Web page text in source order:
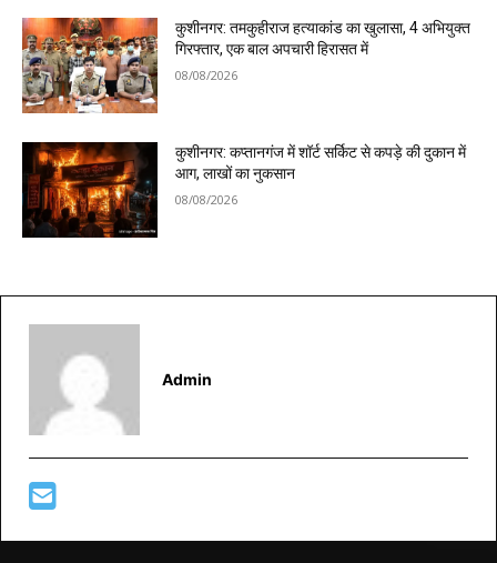
कुशीनगर: तमकुहीराज हत्याकांड का खुलासा, 4 अभियुक्त
गिरफ्तार, एक बाल अपचारी हिरासत में
08/08/2026
कुशीनगर: कप्तानगंज में शॉर्ट सर्किट से कपड़े की दुकान में
आग, लाखों का नुकसान
08/08/2026
Admin